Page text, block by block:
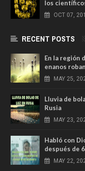
los
OCT 07,
RECENT POSTS
En la región
enanos
MAY 25,
Lluvia de
Rusia
MAY 23,
Habló con
después de
MAY 22,